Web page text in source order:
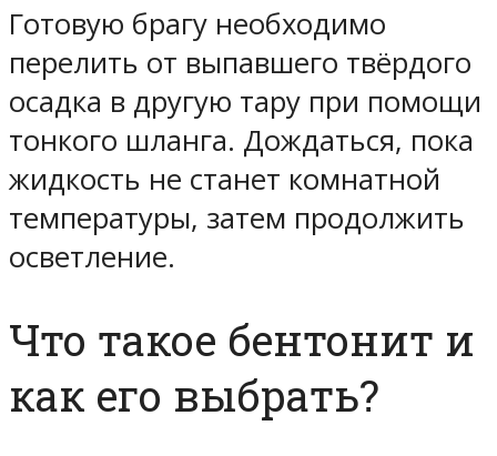
Готовую брагу необходимо
перелить от выпавшего твёрдого
осадка в другую тару при помощи
тонкого шланга. Дождаться, пока
жидкость не станет комнатной
температуры, затем продолжить
осветление.
Что такое бентонит и
как его выбрать?